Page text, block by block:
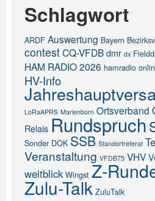
Schlagwort
ARDF Auswertung Bayern
contestCQ-VFDB dmr dx
HAM RADIO 2026 hamradio
HV-Info
LoRaAPRS Marienborn Ortsverband
Relais Rundspruch
Sonder DOK SSB Standortreferat
Veranstaltung VFDB75 VHV
weitblick Wingst Z-
Zulu-Talk ZuluTalk